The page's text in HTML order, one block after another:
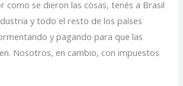
como se dieron las cosas, tenés a Brasil
y todo el resto de los países
y pagando para que las
Nosotros, en cambio, con impuestos